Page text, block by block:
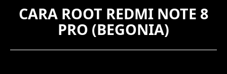
CARA ROOT REDMI NOTE 8
PRO (BEGONIA)